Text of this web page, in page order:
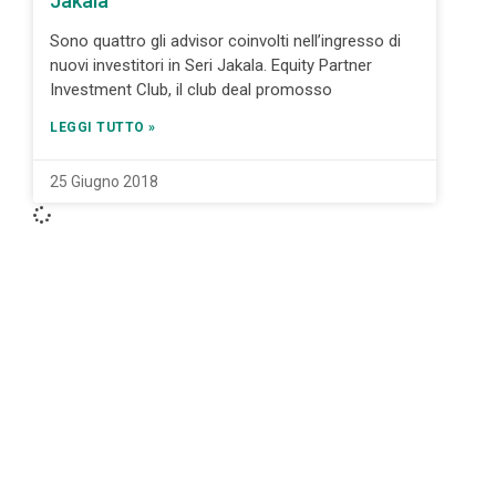
Sono quattro gli advisor coinvolti nell’ingresso di
nuovi investitori in Seri Jakala. Equity Partner
Investment Club, il club deal promosso
LEGGI TUTTO »
25 Giugno 2018